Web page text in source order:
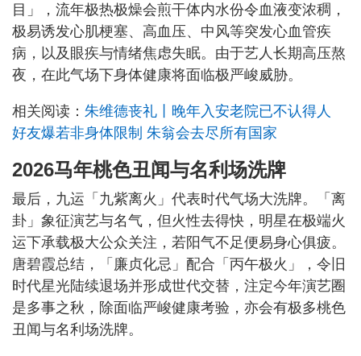
目」，流年极热极燥会煎干体内水份令血液变浓稠，
极易诱发心肌梗塞、高血压、中风等突发心血管疾
病，以及眼疾与情绪焦虑失眠。由于艺人长期高压熬
夜，在此气场下身体健康将面临极严峻威胁。
相关阅读： 朱维德丧礼丨晚年入安老院已不认得人
好友爆若非身体限制 朱翁会去尽所有国家
2026马年桃色丑闻与名利场洗牌
最后，九运「九紫离火」代表时代气场大洗牌。「离
卦」象征演艺与名气，但火性去得快，明星在极端火
运下承载极大公众关注，若阳气不足便易身心俱疲。
唐碧霞总结，「廉贞化忌」配合「丙午极火」，令旧
时代星光陆续退场并形成世代交替，注定今年演艺圈
是多事之秋，除面临严峻健康考验，亦会有极多桃色
丑闻与名利场洗牌。